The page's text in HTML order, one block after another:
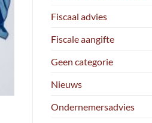
Fiscaal advies
Fiscale aangifte
Geen categorie
Nieuws
Ondernemersadvies